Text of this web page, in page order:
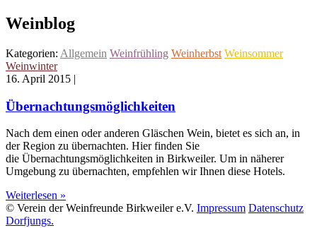
Weinblog
Kategorien: Allgemein Weinfrühling Weinherbst Weinsommer
Weinwinter
16. April 2015 |
Übernachtungsmöglichkeiten
Nach dem einen oder anderen Gläschen Wein, bietet es sich an, in
der Region zu übernachten. Hier finden Sie
die Übernachtungsmöglichkeiten in Birkweiler. Um in näherer
Umgebung zu übernachten, empfehlen wir Ihnen diese Hotels.
Weiterlesen »
© Verein der Weinfreunde Birkweiler e.V. Impressum Datenschutz
Dorfjungs.